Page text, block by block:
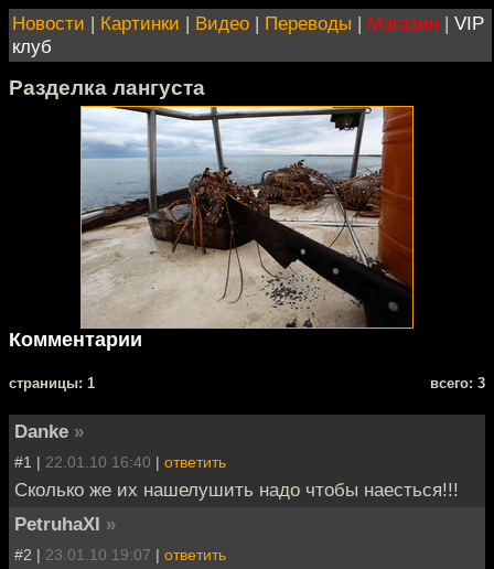
Новости | Картинки | Видео | Переводы | Магазин | VIP
клуб
Разделка лангуста
Комментарии
cтраницы: 1 всего: 3
Danke »
#1 | 22.01.10 16:40 | ответить
Сколько же их нашелушить надо чтобы наесться!!!
PetruhaXI »
#2 | 23.01.10 19:07 | ответить